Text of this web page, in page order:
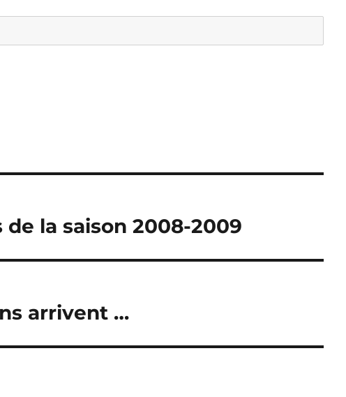
la saison 2008-2009
arrivent …